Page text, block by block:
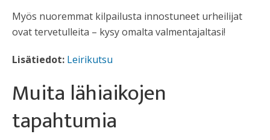
Myös nuoremmat kilpailusta innostuneet urheilijat
ovat tervetulleita – kysy omalta valmentajaltasi!
Lisätiedot: Leirikutsu
Muita lähiaikojen
tapahtumia